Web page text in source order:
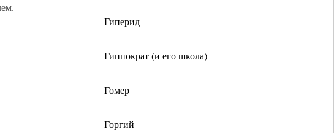
Гиперид
Гиппократ (и его школа)
Гомер
Горгий